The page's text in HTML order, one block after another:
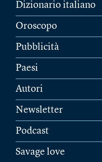
Dizionario italiano
Oroscopo
Pubblicità
Paesi
Autori
Newsletter
Podcast
Savage love